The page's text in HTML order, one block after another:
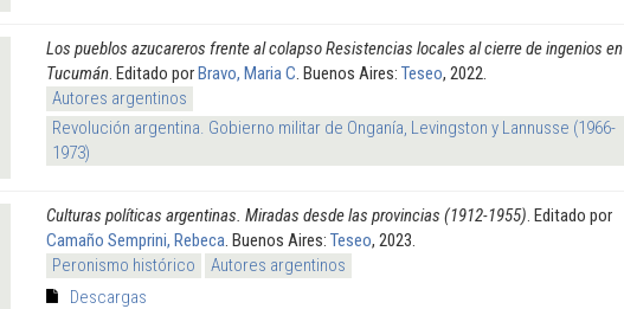
Los pueblos azucareros frente al colapso Resistencias locales al cierre de ingenios en
Tucumán . Editado porBravo, Maria C . Buenos Aires: Teseo, 2022.
Autores argentinos
Revolución argentina. Gobierno militar de Onganía, Levingston y Lannusse (1966-
1973)
Culturas políticas argentinas. Miradas desde las provincias (1912-1955) . Editado por
Camaño Semprini, Rebeca . Buenos Aires: Teseo, 2023.
Peronismo histórico
Autores argentinos
Descargas